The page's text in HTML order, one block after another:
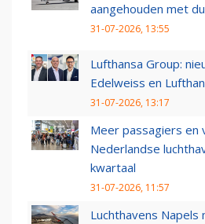
aangehouden met
31-07-2026, 13:55
Lufthansa Group:
Edelweiss en
31-07-2026, 13:17
Meer passagiers en
Nederlandse
kwartaal
31-07-2026, 11:57
Luchthavens Napels